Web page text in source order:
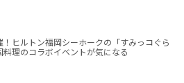
！ヒルトン福岡シーホークの「すみっコぐら
料理のコラボイベントが気になる